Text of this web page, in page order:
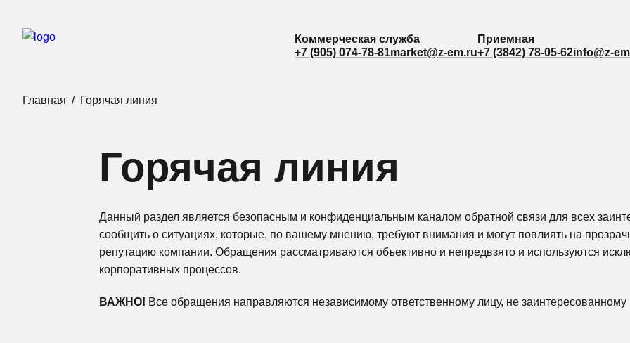
Коммерческая служба
+7 (905) 074-78-81market@z-em.ru
Приемная
+7 (3842) 78-05-62info@z-
Коммерческая служба
+7 (905) 074-78-81market@z-em.ru
Приемная
+7 (3842) 78-05-62info@z-
Главная Горячая линия
Горячая линия
Данный раздел является безопасным и конфиденциальным каналом обратной связи для всех
сообщить о ситуациях, которые, по вашему мнению, требуют внимания и могут повлиять на
репутацию компании. Обращения рассматриваются объективно и непредвзято и используются
корпоративных процессов.
ВАЖНО! Все обращения направляются независимому ответственному лицу, не